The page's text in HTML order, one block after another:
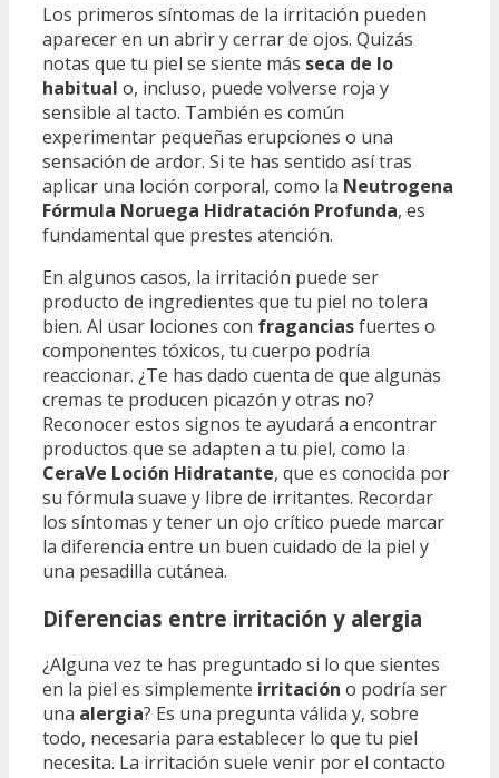
Los primeros síntomas de la irritación pueden
aparecer en un abrir y cerrar de ojos. Quizás
notas que tu piel se siente más seca de lo
habitual o, incluso, puede volverse roja y
sensible al tacto. También es común
experimentar pequeñas erupciones o una
sensación de ardor. Si te has sentido así tras
aplicar una loción corporal, como la Neutrogena
Fórmula Noruega Hidratación Profunda, es
fundamental que prestes atención.
En algunos casos, la irritación puede ser
producto de ingredientes que tu piel no tolera
bien. Al usar lociones con fraganciasfuertes o
componentes tóxicos, tu cuerpo podría
reaccionar. ¿Te has dado cuenta de que algunas
cremas te producen picazón y otras no?
Reconocer estos signos te ayudará a encontrar
productos que se adapten a tu piel, como la
CeraVe Loción Hidratante, que es conocida por
su fórmula suave y libre de irritantes. Recordar
los síntomas y tener un ojo crítico puede marcar
la diferencia entre un buen cuidado de la piel y
una pesadilla cutánea.
Diferencias entre irritación y alergia
¿Alguna vez te has preguntado si lo que sientes
en la piel es simplemente irritación o podría ser
una alergia? Es una pregunta válida y, sobre
todo, necesaria para establecer lo que tu piel
necesita. La irritación suele venir por el contacto